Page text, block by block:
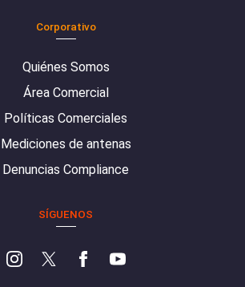
Corporativo
Quiénes Somos
Área Comercial
Políticas Comerciales
Mediciones de antenas
Denuncias Compliance
SÍGUENOS